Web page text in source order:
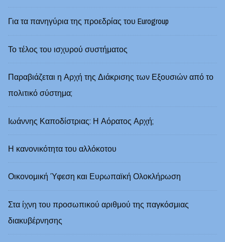
Για τα πανηγύρια της προεδρίας του Eurogroup
Το τέλος του ισχυρού συστήματος
Παραβιάζεται η Αρχή της Διάκρισης των Εξουσιών από το
πολιτικό σύστημα;
Ιωάννης Καποδίστριας: Η Αόρατος Αρχή;
Η κανονικότητα του αλλόκοτου
Οικονομική Ύφεση και Ευρωπαϊκή Ολοκλήρωση
Στα ίχνη του προσωπικού αριθμού της παγκόσμιας
διακυβέρνησης